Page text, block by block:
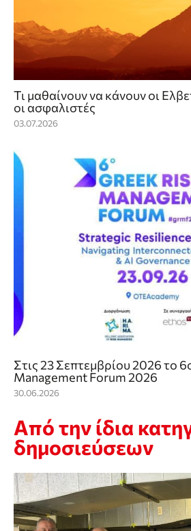
Τι μαθαίνουν να κάνουν οι
οι ασφαλιστές
03.07.2026
Στις 23 Σεπτεμβρίου 2026 το
Management Forum 2026
30.06.2026
Από την ίδια
δημοσιεύσεων